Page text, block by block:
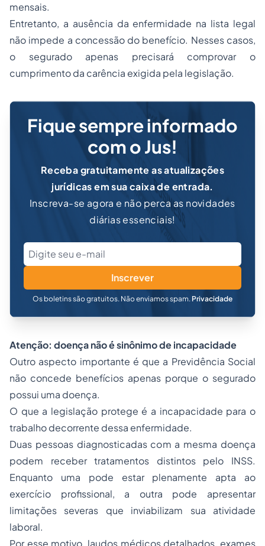
mensais.
Entretanto, a ausência da enfermidade na lista legal
não impede a concessão do benefício. Nesses casos,
o segurado apenas precisará comprovar o
cumprimento da carência exigida pela legislação.
Fique sempre informado
com o Jus!
Receba gratuitamente as atualizações
jurídicas em sua caixa de entrada.
Inscreva-se agora e não perca as novidades
diárias essenciais!
Inscrever
Os boletins são gratuitos. Não enviamos spam. Privacidade
Atenção: doença não é sinônimo de incapacidade
Outro aspecto importante é que a Previdência Social
não concede benefícios apenas porque o segurado
possui uma doença.
O que a legislação protege é a incapacidade para o
trabalho decorrente dessa enfermidade.
Duas pessoas diagnosticadas com a mesma doença
podem receber tratamentos distintos pelo INSS.
Enquanto uma pode estar plenamente apta ao
exercício profissional, a outra pode apresentar
limitações severas que inviabilizam sua atividade
laboral.
Por esse motivo, laudos médicos detalhados, exames